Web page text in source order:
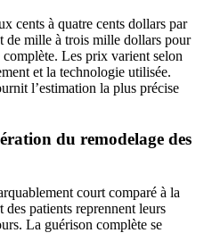
cents à quatre cents dollars par
de mille à trois mille dollars pour
complète. Les prix varient selon
et la technologie utilisée.
l’estimation la plus précise
du remodelage des
court comparé à la
patients reprennent leurs
La guérison complète se